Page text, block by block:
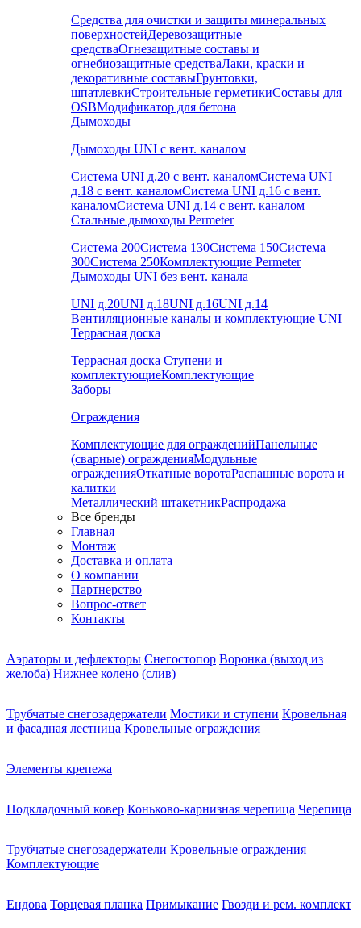
Средства для очистки и защиты минеральных
поверхностейДеревозащитные
средстваОгнезащитные составы и
огнебиозащитные средстваЛаки, краски и
декоративные составыГрунтовки,
шпатлевкиСтроительные герметикиСоставы для
OSBМодификатор для бетона
Дымоходы
Дымоходы UNI с вент. каналом
Система UNI д.20 с вент. каналомСистема UNI
д.18 с вент. каналомСистема UNI д.16 с вент.
каналомСистема UNI д.14 с вент. каналом
Стальные дымоходы Permeter
Система 200Система 130Система 150Система
300Система 250Комплектующие Permeter
Дымоходы UNI без вент. канала
UNI д.20UNI д.18UNI д.16UNI д.14
Вентиляционные каналы и комплектующие UNI
Террасная доска
Террасная доска Ступени и
комплектующиеКомплектующие
Заборы
Ограждения
Комплектующие для огражденийПанельные
(сварные) огражденияМодульные
огражденияОткатные воротаРаспашные ворота и
калитки
Металлический штакетникРаспродажа
Все бренды
Главная
Монтаж
Доставка и оплата
О компании
Партнерство
Вопрос-ответ
Контакты
Аэраторы и дефлекторы Снегостопор Воронка (выход из
желоба) Нижнее колено (слив)
Трубчатые снегозадержатели Мостики и ступени Кровельная
и фасадная лестница Кровельные ограждения
Элементы крепежа
Подкладочный ковер Коньково-карнизная черепица Черепица
Трубчатые снегозадержатели Кровельные ограждения
Комплектующие
Ендова Торцевая планка Примыкание Гвозди и рем. комплект